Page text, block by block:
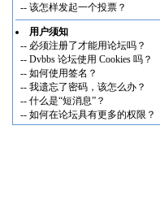
-- 该怎样发起一个投票？
用户须知
-- 必须注册了才能用论坛吗？
-- Dvbbs 论坛使用 Cookies 吗？
-- 如何使用签名？
-- 我遗忘了密码，该怎么办？
-- 什么是“短消息”？
-- 如何在论坛具有更多的权限？